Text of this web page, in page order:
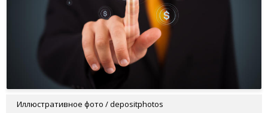
Иллюстративное фото / depositphotos